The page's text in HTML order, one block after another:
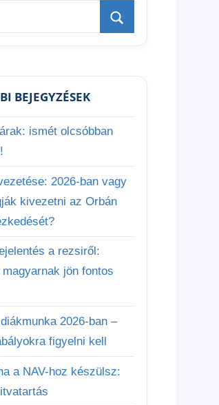
Search
BEJEGYZÉSEK
ismét olcsóbban
2026-ban vagy
kivezetni az Orbán
a rezsiről:
jön fontos
2026-ban –
figyelni kell
a NAV-hoz készülsz: